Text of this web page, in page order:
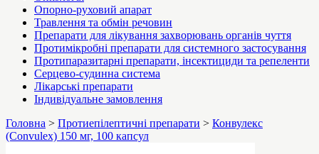
Опорно-руховий апарат
Травлення та обмін речовин
Препарати для лікування захворювань органів чуття
Протимікробні препарати для системного застосування
Протипаразитарні препарати, інсектициди та репеленти
Серцево-судинна система
Лікарські препарати
Індивідуальне замовлення
Головна > Протиепілептичні препарати > Конвулекс
(Convulex) 150 мг, 100 капсул